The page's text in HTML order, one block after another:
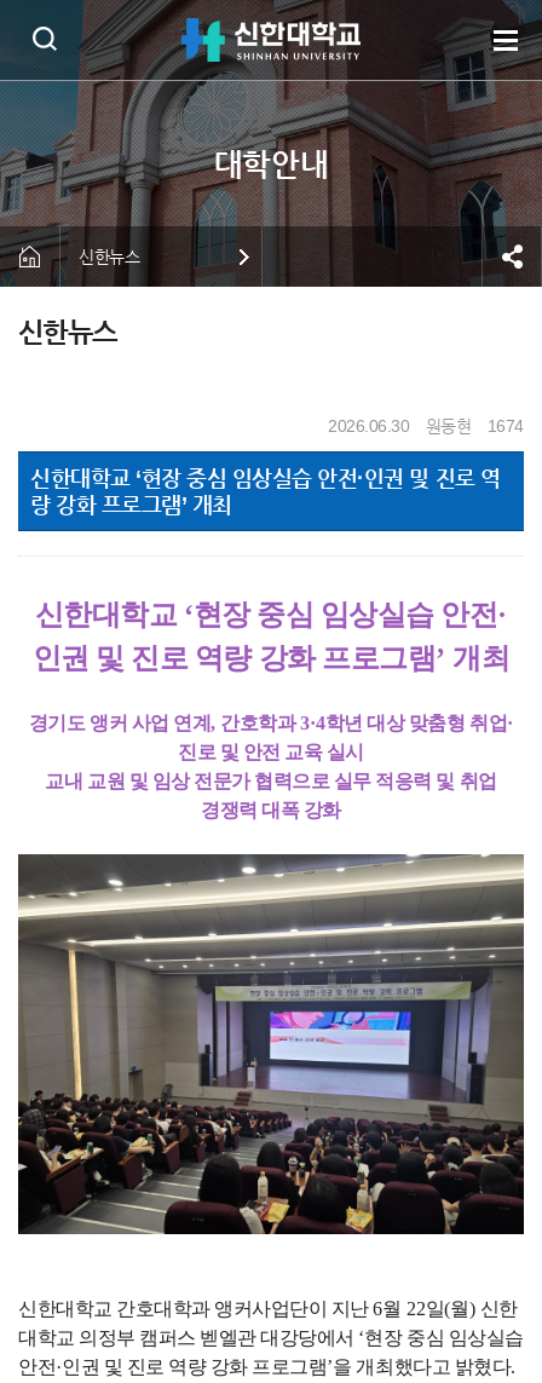
신한뉴스
신한뉴스
2026.06.30 원동현 1674
신한대학교 ‘현장 중심 임상실습 안전·인권 및 진로 역
량 강화 프로그램’ 개최
신한대학교 ‘현장 중심 임상실습 안전·
인권 및 진로 역량 강화 프로그램’ 개최
경기도 앵커 사업 연계, 간호학과3·4학년 대상 맞춤형 취업·
진로 및 안전 교육 실시
교내 교원 및 임상 전문가 협력으로 실무 적응력 및 취업
경쟁력 대폭 강화
신한대학교 간호대학과 앵커사업단이 지난6월 22일(월) 신한
대학교 의정부 캠퍼스 벧엘관 대강당에서 ‘현장 중심 임상실습
안전·인권 및 진로 역량 강화 프로그램’을 개최했다고 밝혔다.